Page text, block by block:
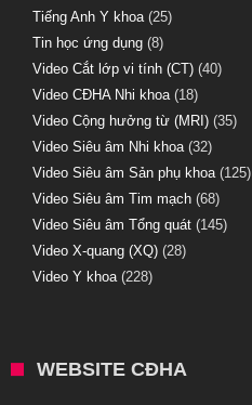
Tiếng Anh Y khoa (25)
Tin học ứng dụng (8)
Video Cắt lớp vi tính (CT) (40)
Video CĐHA Nhi khoa (18)
Video Cộng hưởng từ (MRI) (35)
Video Siêu âm Nhi khoa (32)
Video Siêu âm Sản phụ khoa (125)
Video Siêu âm Tim mạch (68)
Video Siêu âm Tổng quát (145)
Video X-quang (XQ) (28)
Video Y khoa (228)
WEBSITE CĐHA